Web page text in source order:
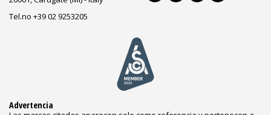
Tel.no +39 02 9253205
Advertencia